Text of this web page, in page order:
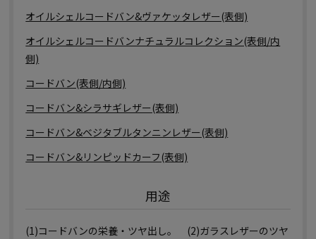
オイルシェルコードバン&ヴァケッタレザー(表側)
オイルシェルコードバンナチュラルコレクション(表側/内
側)
コードバン(表側/内側)
コードバン&シラサギレザー(表側)
コードバン&ベジタブルタンニンレザー(表側)
コードバン&リンピッドカーフ(表側)
用途
(1)コードバンの栄養・ツヤ出し。 (2)ガラスレザーのツヤ